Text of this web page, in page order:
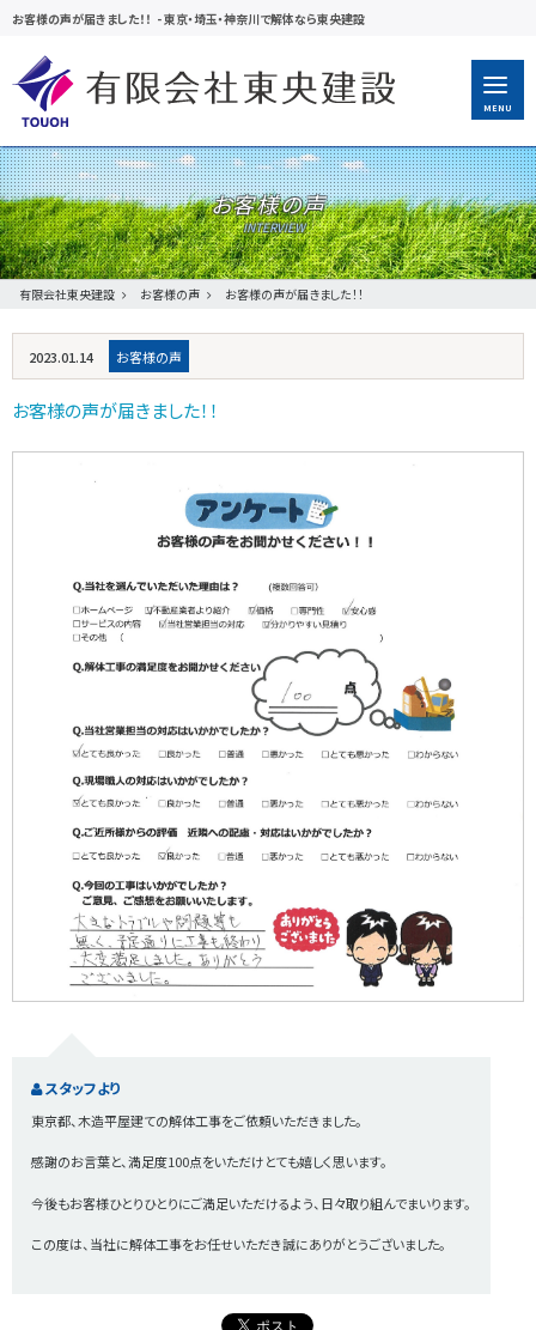
お客様の声が届きました！！ -東京・埼玉・神奈川で解体なら東央建設
MENU
お客様の声
有限会社東央建設 お客様の声 お客様の声が届きました！！
2023.01.14 お客様の声
お客様の声が届きました！！
スタッフより
東京都、木造平屋建ての解体工事をご依頼いただきました。
感謝のお言葉と、満足度100点をいただけとても嬉しく思います。
今後もお客様ひとりひとりにご満足いただけるよう、日々取り組んでまいります。
この度は、当社に解体工事をお任せいただき誠にありがとうございました。